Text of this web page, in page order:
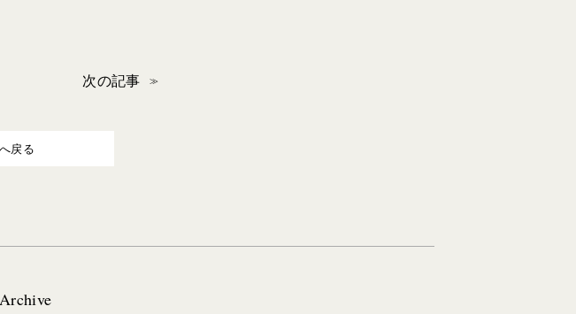
次の記事
戻る
Archive